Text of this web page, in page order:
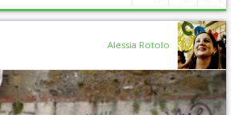
Alessia Rotolo